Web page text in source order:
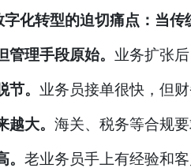
化转型的迫切痛点：当传
管理手段原始。 业务扩张
节。 业务员接单很快，但
越大。 海关、税务等合规
。 老业务员手上有经验和